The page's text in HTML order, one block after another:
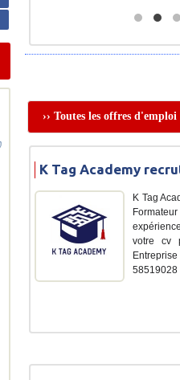
›› Toutes les offres
K Tag Academy
K Tag
votre cv
58519028